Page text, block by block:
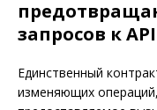
запросов к API
Единственный
изменяющих